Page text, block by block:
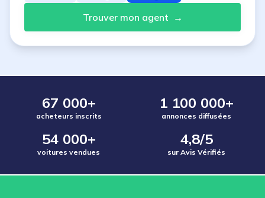
Trouver mon agent →
67 000+
acheteurs inscrits
1 100 000+
annonces diffusées
54 000+
voitures vendues
4,8/5
sur Avis Vérifiés